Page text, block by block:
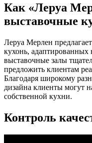
Как «Леруа
выставочные
Леруа Мерлен
кухонь,
выставочные залы
предложить клиентам
Благодаря широкому
дизайна клиенты могут
собственной кухни.
Контроль